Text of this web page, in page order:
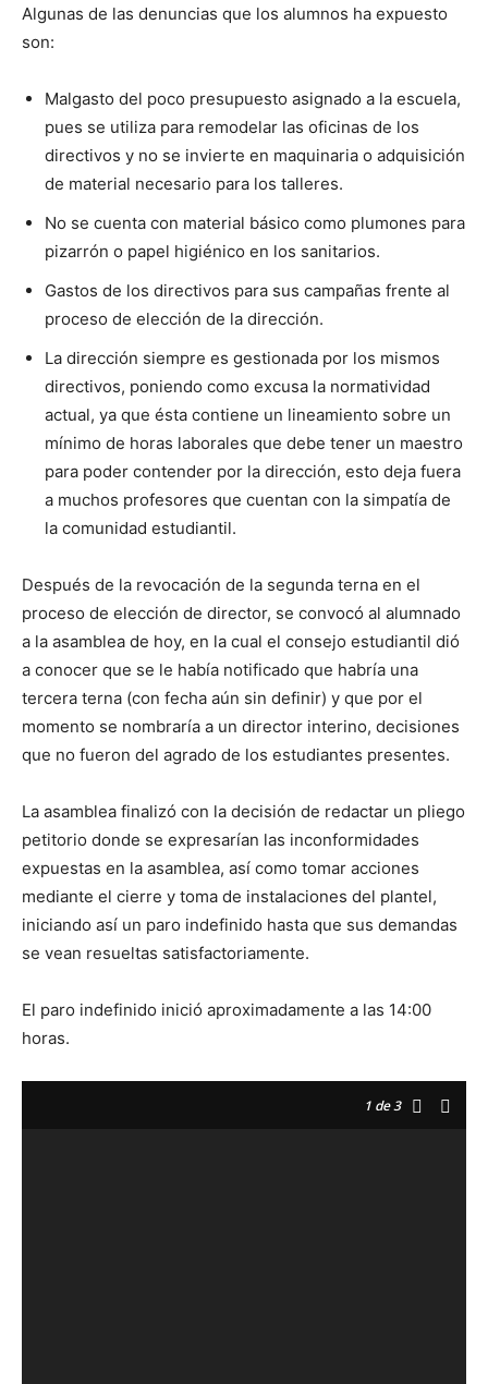
Algunas de las denuncias que los alumnos ha expuesto
son:
Malgasto del poco presupuesto asignado a la escuela,
pues se utiliza para remodelar las oficinas de los
directivos y no se invierte en maquinaria o adquisición
de material necesario para los talleres.
No se cuenta con material básico como plumones para
pizarrón o papel higiénico en los sanitarios.
Gastos de los directivos para sus campañas frente al
proceso de elección de la dirección.
La dirección siempre es gestionada por los mismos
directivos, poniendo como excusa la normatividad
actual, ya que ésta contiene un lineamiento sobre un
mínimo de horas laborales que debe tener un maestro
para poder contender por la dirección, esto deja fuera
a muchos profesores que cuentan con la simpatía de
la comunidad estudiantil.
Después de la revocación de la segunda terna en el
proceso de elección de director, se convocó al alumnado
a la asamblea de hoy, en la cual el consejo estudiantil dió
a conocer que se le había notificado que habría una
tercera terna (con fecha aún sin definir) y que por el
momento se nombraría a un director interino, decisiones
que no fueron del agrado de los estudiantes presentes.
La asamblea finalizó con la decisión de redactar un pliego
petitorio donde se expresarían las inconformidades
expuestas en la asamblea, así como tomar acciones
mediante el cierre y toma de instalaciones del plantel,
iniciando así un paro indefinido hasta que sus demandas
se vean resueltas satisfactoriamente.
El paro indefinido inició aproximadamente a las 14:00
horas.
1 de 3